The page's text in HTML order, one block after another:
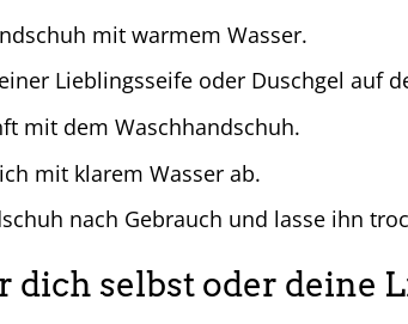
mit warmem Wasser.
Lieblingsseife oder Duschgel auf
mit dem Waschhandschuh.
mit klarem Wasser ab.
nach Gebrauch und lasse ihn
dich selbst oder deine